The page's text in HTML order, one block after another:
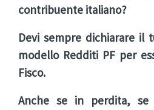
contribuente italiano?
Devi sempre dichiarare il
modello Redditi PF per
Fisco.
Anche se in perdita,